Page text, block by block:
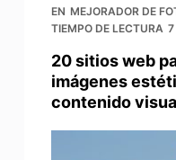
EN MEJORADOR DE
TIEMPO DE LECTURA 7
20 sitios web
imágenes
contenido